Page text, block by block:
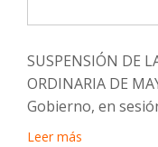
SUSPENSIÓN DE
ORDINARIA DE
Gobierno, en
Leer más